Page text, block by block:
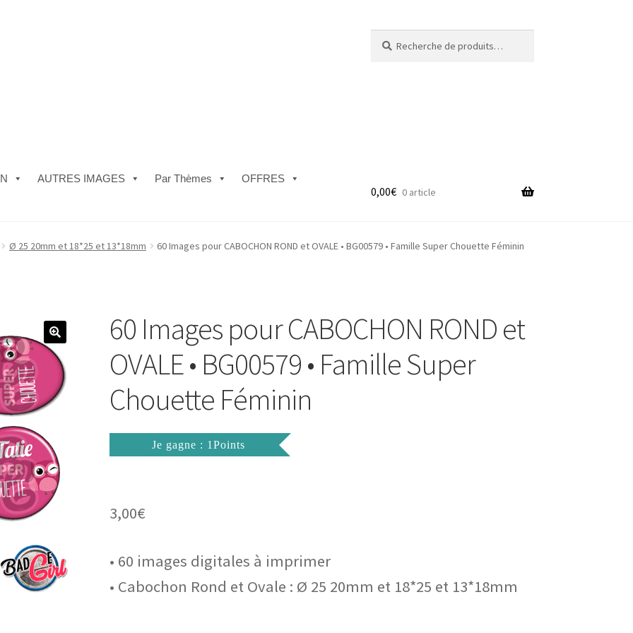
pour :
AUTRES IMAGES Par Thèmes OFFRES
#5610 (pas de titre) #5740 (pas de titre)
0,00€ 0 article
Ø 25 20mm et 18*25 et 13*18mm 60 Images pour CABOCHON ROND et OVALE • BG00579 • Famille Super Chouette Féminin
60 Images pour CABOCHON ROND et
OVALE • BG00579 • Famille Super
Chouette Féminin
Je gagne : 1Points
3,00€
• 60 images digitales à imprimer
• Cabochon Rond et Ovale : Ø 25 20mm et 18*25 et 13*18mm